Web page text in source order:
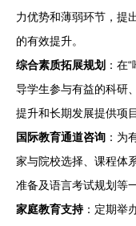
力优势和薄弱环节，提
的有效提升。
综合素质拓展规划 ：在
导学生参与有益的科研
提升和长期发展提供项
国际教育通道咨询 ：为
家与院校选择、课程体
准备及语言考试规划等
家庭教育支持：定期举